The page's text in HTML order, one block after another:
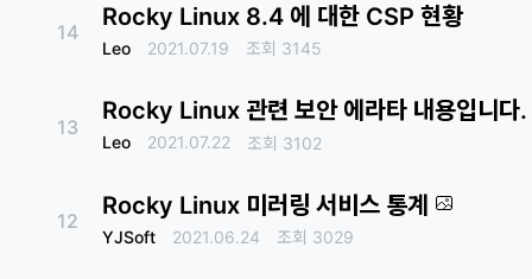
14
Rocky Linux 8.4 에 대한 CSP 현황
Leo 2021.07.19 조회 3145
13
Rocky Linux 관련 보안 에라타 내용입니다.
Leo 2021.07.22 조회 3102
12
Rocky Linux 미러링 서비스 통계
YJSoft 2021.06.24 조회 3029